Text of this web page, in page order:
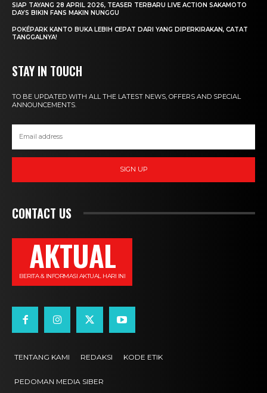
SIAP TAYANG 28 APRIL 2026, TEASER TERBARU LIVE ACTION SAKAMOTO
DAYS BIKIN FANS MAKIN NUNGGU
POKÉPARK KANTO BUKA LEBIH CEPAT DARI YANG DIPERKIRAKAN, CATAT
TANGGALNYA!
STAY IN TOUCH
TO BE UPDATED WITH ALL THE LATEST NEWS, OFFERS AND SPECIAL
ANNOUNCEMENTS.
SIGN UP
CONTACT US
AKTUAL
BERITA & INFORMASI AKTUAL HARI INI
TENTANG KAMI REDAKSI KODE ETIK
PEDOMAN MEDIA SIBER